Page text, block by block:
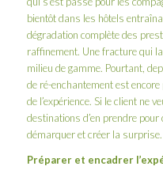
bientôt dans les hôtels
dégradation complète des
raffinement. Une fracture qui
milieu de gamme. Pourtant,
de ré-enchantement est
de l’expérience. Si le client ne
destinations d’en prendre
démarquer et créer la surprise.
Préparer et encadrer